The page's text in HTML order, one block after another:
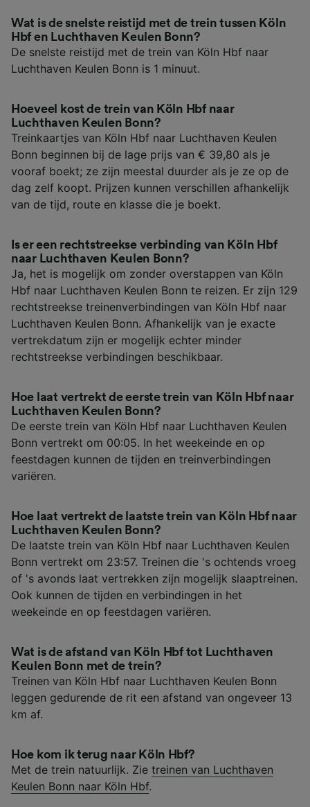
Wat is de snelste reistijd met de trein tussen Köln
Hbf en Luchthaven Keulen Bonn?
De snelste reistijd met de trein van Köln Hbf naar
Luchthaven Keulen Bonn is 1 minuut.
Hoeveel kost de trein van Köln Hbf naar
Luchthaven Keulen Bonn?
Treinkaartjes van Köln Hbf naar Luchthaven Keulen
Bonn beginnen bij de lage prijs van € 39,80 als je
vooraf boekt; ze zijn meestal duurder als je ze op de
dag zelf koopt. Prijzen kunnen verschillen afhankelijk
van de tijd, route en klasse die je boekt.
Is er een rechtstreekse verbinding van Köln Hbf
naar Luchthaven Keulen Bonn?
Ja, het is mogelijk om zonder overstappen van Köln
Hbf naar Luchthaven Keulen Bonn te reizen. Er zijn 129
rechtstreekse treinenverbindingen van Köln Hbf naar
Luchthaven Keulen Bonn. Afhankelijk van je exacte
vertrekdatum zijn er mogelijk echter minder
rechtstreekse verbindingen beschikbaar.
Hoe laat vertrekt de eerste trein van Köln Hbf naar
Luchthaven Keulen Bonn?
De eerste trein van Köln Hbf naar Luchthaven Keulen
Bonn vertrekt om 00:05. In het weekeinde en op
feestdagen kunnen de tijden en treinverbindingen
variëren.
Hoe laat vertrekt de laatste trein van Köln Hbf naar
Luchthaven Keulen Bonn?
De laatste trein van Köln Hbf naar Luchthaven Keulen
Bonn vertrekt om 23:57. Treinen die 's ochtends vroeg
of 's avonds laat vertrekken zijn mogelijk slaaptreinen.
Ook kunnen de tijden en verbindingen in het
weekeinde en op feestdagen variëren.
Wat is de afstand van Köln Hbf tot Luchthaven
Keulen Bonn met de trein?
Treinen van Köln Hbf naar Luchthaven Keulen Bonn
leggen gedurende de rit een afstand van ongeveer 13
km af.
Hoe kom ik terug naar Köln Hbf?
Met de trein natuurlijk. Zie treinen van Luchthaven
Keulen Bonn naar Köln Hbf.